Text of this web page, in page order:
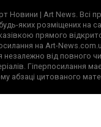
Новини | Art News. Всі
яких розміщених на
прямого
на Art-
незалежно від повного
Гіперпосилання
абзаці цитованого